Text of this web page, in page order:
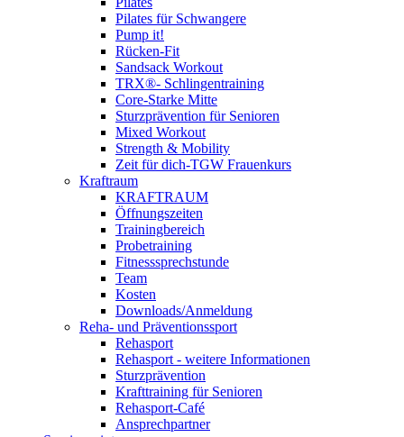
Pilates für Schwangere
Pump it!
Rücken-Fit
Sandsack Workout
TRX®- Schlingentraining
Core-Starke Mitte
Sturzprävention für Senioren
Mixed Workout
Strength & Mobility
Zeit für dich-TGW Frauenkurs
Kraftraum
KRAFTRAUM
Öffnungszeiten
Trainingbereich
Probetraining
Fitnesssprechstunde
Team
Kosten
Downloads/Anmeldung
Reha- und Präventionssport
Rehasport
Rehasport - weitere Informationen
Sturzprävention
Krafttraining für Senioren
Rehasport-Café
Ansprechpartner